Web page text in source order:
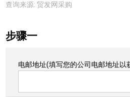
查询来源: 贸发网采购
步骤一
电邮地址(填写您的公司电邮地址以